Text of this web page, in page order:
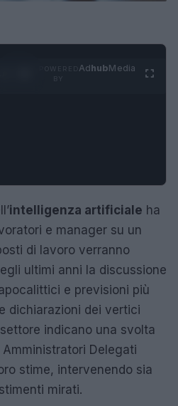
AdhubMedia
intelligenza artificiale ha
e manager su un
di lavoro verranno
ultimi anni la discussione
e previsioni più
dichiarazioni dei vertici
indicano una svolta
Delegati
stime, intervenendo sia
mirati.